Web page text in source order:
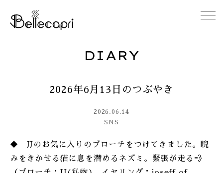
ABOUT
ACCESS
GALLERY
DIARY
2026年6月13日のつぶやき
2026.06.14
SNS
◆ JJのお気に入りのブローチをつけてきました。睨
みをきかせる猫に息を潜めるネズミ。緊張が走る💨